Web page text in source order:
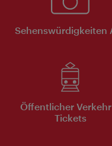
Sehenswürdigkeiten
Öffentlicher
Tickets